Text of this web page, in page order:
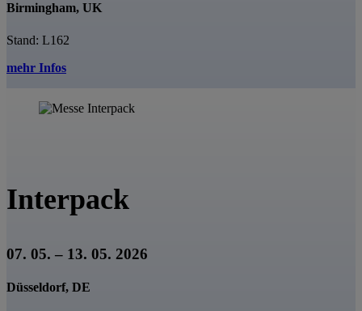
Birmingham, UK
Stand: L162
mehr Infos
Interpack
07. 05. – 13. 05. 2026
Düsseldorf, DE